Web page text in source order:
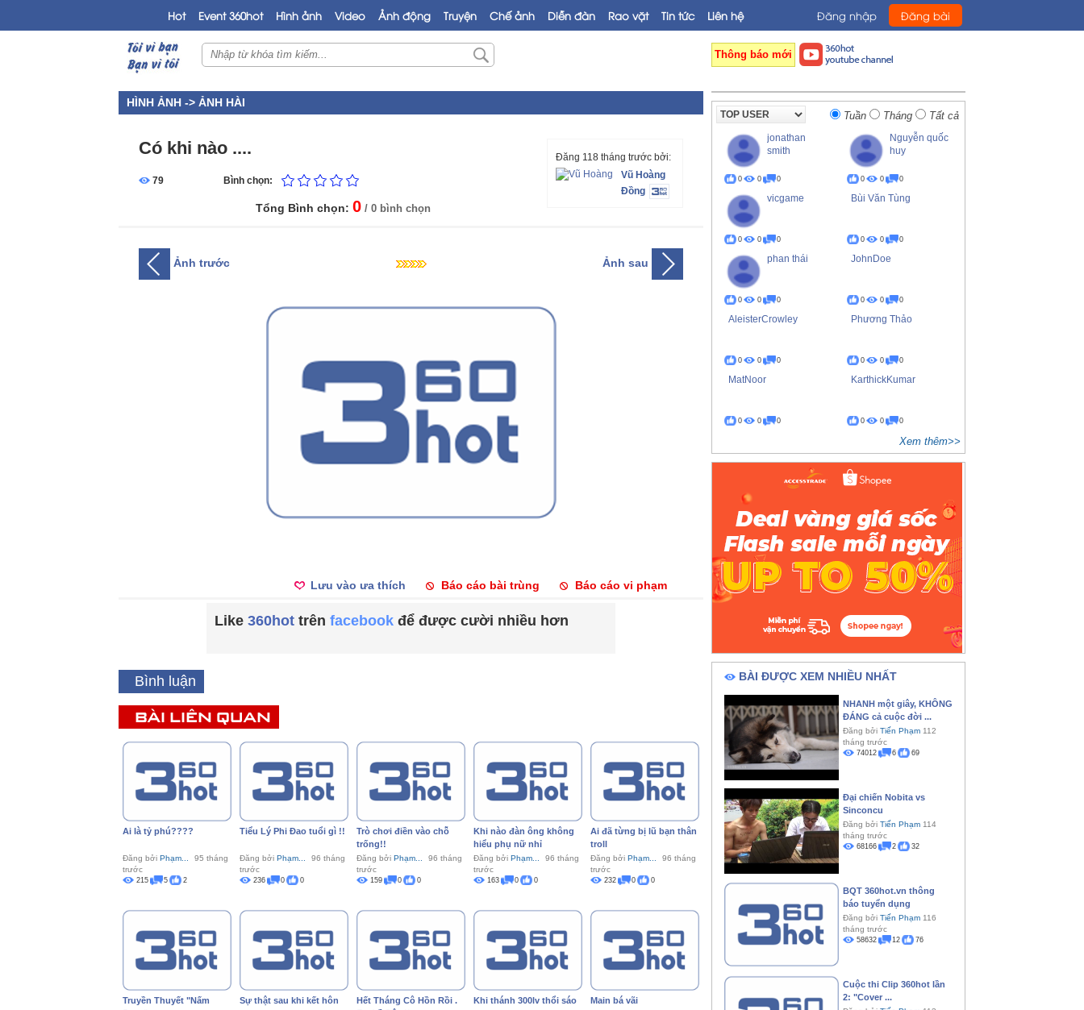
Hot Event 360hot Hình ảnh Video Ảnh động Truyện Chế ảnh Diễn đàn Rao vặt Tin tức Liên hệ Đăng nhập Đăng bài
Thông báo mới
HÌNH ẢNH -> ẢNH HÀI
Có khi nào ....
79 Bình chọn:
Tổng Bình chọn: 0 / 0 bình chọn
Đăng 118 tháng trước bởi:
Vũ Hoàng
Đồng
Ảnh trước Ảnh sau
Lưu vào ưa thích Báo cáo bài trùng Báo cáo vi phạm
Like 360hottrên facebookđể được cười nhiều hơn
Bình luận
BÀI LIÊN QUAN
Ai là tỷ phú????
Đăng bởi Phạm...
95 tháng
trước
215 5 2
Tiểu Lý Phi Đao tuổi gì !!
Đăng bởi Phạm...
96 tháng
trước
236 0 0
Trò chơi điền vào chỗ
trống!!
Đăng bởi Phạm...
96 tháng
trước
159 0 0
Khi nào đàn ông không
hiểu phụ nữ nhỉ
Đăng bởi Phạm...
96 tháng
trước
163 0 0
Ai đã từng bị lũ bạn thân
troll
Đăng bởi Phạm...
96 tháng
trước
232 0 0
Truyền Thuyết "Nấm
Sự thật sau khi kết hôn
Hết Tháng Cô Hồn Rồi .
Khi thánh 300lv thổi sáo Main bá vãi
Tuần Tháng Tất cả
jonathan
smith
0 0 0
Nguyễn quốc
huy
0 0 0
vicgame
0 0 0
Bùi Văn Tùng
0 0 0
phan thái
0 0 0
JohnDoe
0 0 0
AleisterCrowley
0 0 0
Phương Thảo
0 0 0
MatNoor
0 0 0
KarthickKumar
0 0 0
Xem thêm>>
BÀI ĐƯỢC XEM NHIỀU NHẤT
NHANH một giây, KHÔNG
ĐÁNG cả cuộc đời ...
Đăng bởi Tiến Phạm112
tháng trước
74012 6 69
Đại chiến Nobita vs
Sinconcu
Đăng bởi Tiến Phạm114
tháng trước
68166 2 32
BQT 360hot.vn thông
báo tuyển dụng
Đăng bởi Tiến Phạm116
tháng trước
58632 12 76
Cuộc thi Clip 360hot lần
2: "Cover ...